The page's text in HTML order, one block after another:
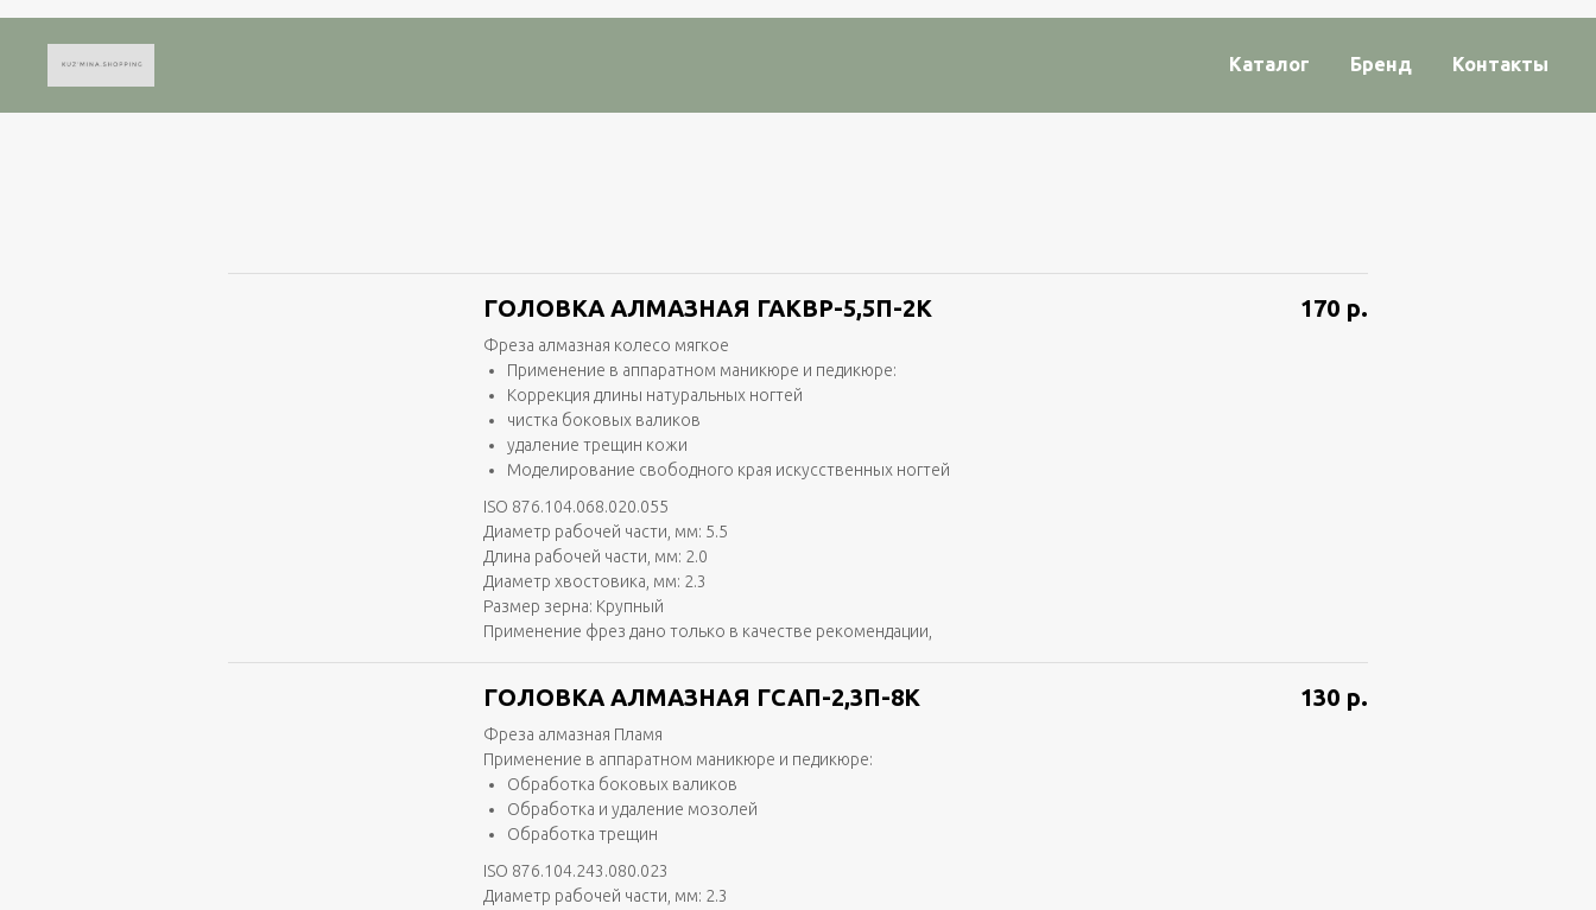
Каталог Бренд Контакты
ГОЛОВКА АЛМАЗНАЯ ГАКВР-5,5П-2K
Фреза алмазная колесо мягкое
Применение в аппаратном маникюре и педикюре:
Коррекция длины натуральных ногтей
чистка боковых валиков
удаление трещин кожи
Моделирование свободного края искусственных ногтей
ISO 876.104.068.020.055
Диаметр рабочей части, мм: 5.5
Длина рабочей части, мм: 2.0
Диаметр хвостовика, мм: 2.3
Размер зерна: Крупный
Применение фрез дано только в качестве рекомендации,
170 р.
ГОЛОВКА АЛМАЗНАЯ ГСАП-2,3П-8К
Фреза алмазная Пламя
Применение в аппаратном маникюре и педикюре:
Обработка боковых валиков
Обработка и удаление мозолей
Обработка трещин
ISO 876.104.243.080.023
Диаметр рабочей части, мм: 2.3
130 р.